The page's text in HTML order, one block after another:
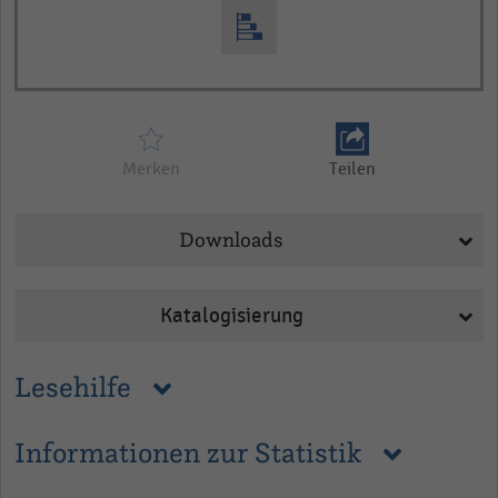
Lesehilfe
Informationen zur Statistik
Merken Teilen
Downloads
Katalogisierung